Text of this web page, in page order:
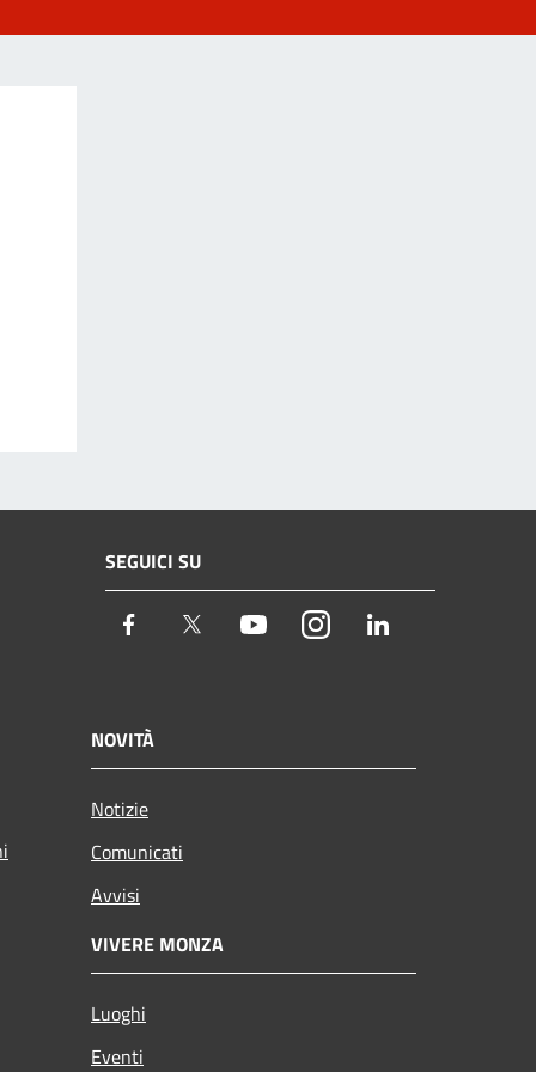
SEGUICI SU
Facebook Twitter YoutubeInstagram
NOVITÀ
Notizie
Comunicati
Avvisi
VIVERE MONZA
Luoghi
Eventi